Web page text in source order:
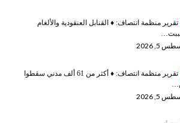
تقرير منظمة انتصاف: ♦️القنابل العنقودية والألغام
5, 2026
تقرير منظمة انتصاف: ♦️
أكثر من 61 ألف مدني سقطوا
5, 2026